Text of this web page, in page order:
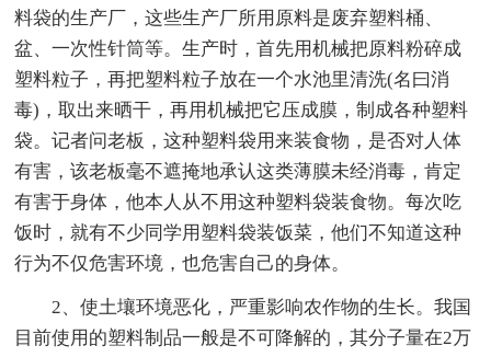
料袋的生产厂，这些生产厂所用原料是废弃塑料桶、
盆、一次性针筒等。生产时，首先用机械把原料粉碎成
塑料粒子，再把塑料粒子放在一个水池里清洗(名曰消
毒)，取出来晒干，再用机械把它压成膜，制成各种塑料
袋。记者问老板，这种塑料袋用来装食物，是否对人体
有害，该老板毫不遮掩地承认这类薄膜未经消毒，肯定
有害于身体，他本人从不用这种塑料袋装食物。每次吃
饭时，就有不少同学用塑料袋装饭菜，他们不知道这种
行为不仅危害环境，也危害自己的身体。
2、使土壤环境恶化，严重影响农作物的生长。我国
目前使用的塑料制品一般是不可降解的，其分子量在2万